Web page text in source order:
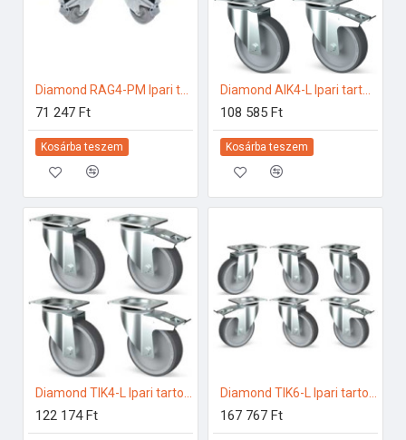
71 247 Ft
Kosárba teszem
Diamond AIK4-L Ipari tartozékok
108 585 Ft
Kosárba teszem
122 174 Ft 167 767 Ft